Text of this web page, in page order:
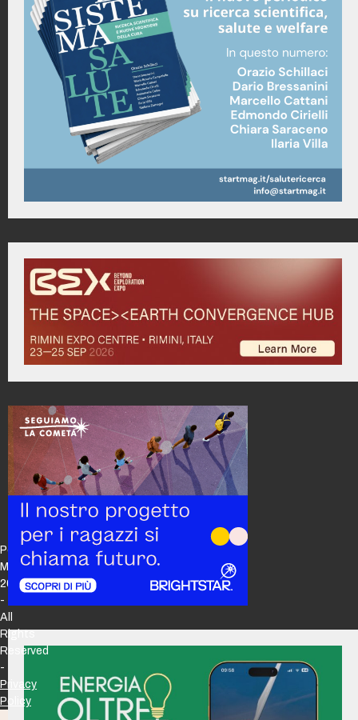
Policy
Maker
2026
-
All
Rights
Reserved
-
Privacy
Policy